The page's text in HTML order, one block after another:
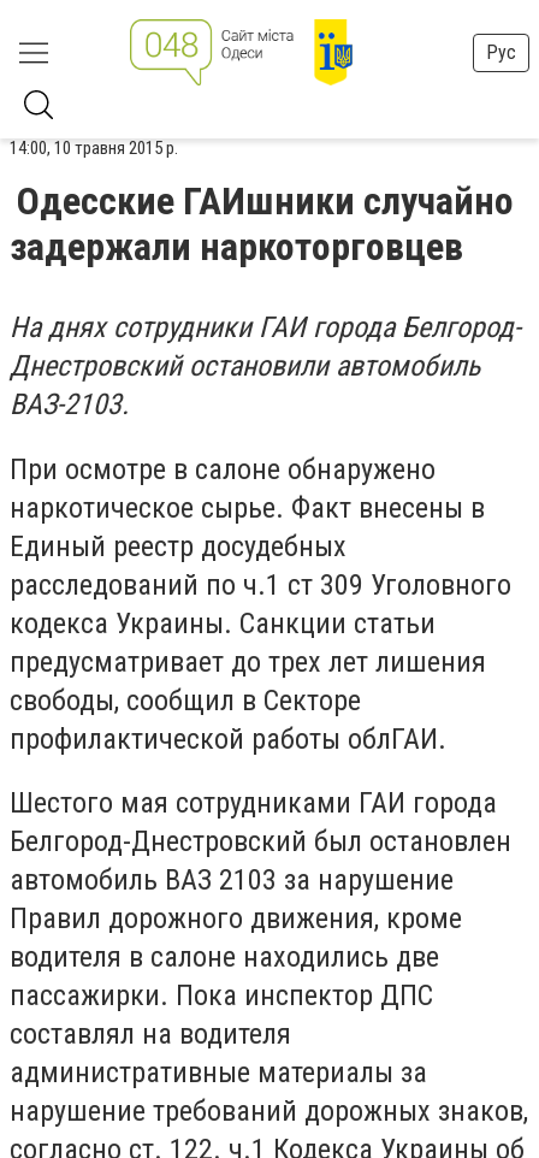
Рус
14:00, 10 травня 2015 р.
Одесские ГАИшники случайно
задержали наркоторговцев
На днях сотрудники ГАИ города Белгород-
Днестровский остановили автомобиль
ВАЗ-2103.
При осмотре в салоне обнаружено
наркотическое сырье. Факт внесены в
Единый реестр досудебных
расследований по ч.1 ст 309 Уголовного
кодекса Украины. Санкции статьи
предусматривает до трех лет лишения
свободы, сообщил в Секторе
профилактической работы облГАИ.
Шестого мая сотрудниками ГАИ города
Белгород-Днестровский был остановлен
автомобиль ВАЗ 2103 за нарушение
Правил дорожного движения, кроме
водителя в салоне находились две
пассажирки. Пока инспектор ДПС
составлял на водителя
административные материалы за
нарушение требований дорожных знаков,
согласно ст. 122. ч.1 Кодекса Украины об